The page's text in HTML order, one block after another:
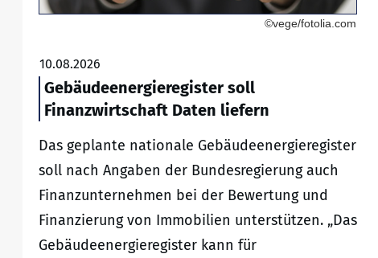
©vege/fotolia.com
10.08.2026
Gebäudeenergieregister soll
Finanzwirtschaft Daten liefern
Das geplante nationale Gebäudeenergieregister
soll nach Angaben der Bundesregierung auch
Finanzunternehmen bei der Bewertung und
Finanzierung von Immobilien unterstützen. „Das
Gebäudeenergieregister kann für